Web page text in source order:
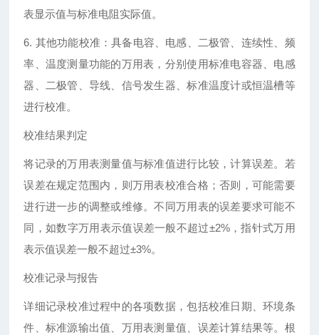
表显示值与标准电阻实际值。
6. 其他功能校准：具备电容、电感、二极管、连续性、频
率、温度测量功能的万用表，分别使用标准电容器、电感
器、二极管、导线、信号发生器、标准温度计或恒温槽等
进行校准。
校准结果判定
将记录的万用表测量值与标准值进行比较，计算误差。若
误差在规定范围内，则万用表校准合格；否则，可能需要
进行进一步的调整或维修。不同万用表的误差要求可能不
同，如数字万用表示值误差一般不超过±2%，指针式万用
表示值误差一般不超过±3%。
校准记录与报告
详细记录校准过程中的各项数据，包括校准日期、环境条
件、标准源输出值、万用表测量值、误差计算结果等。根